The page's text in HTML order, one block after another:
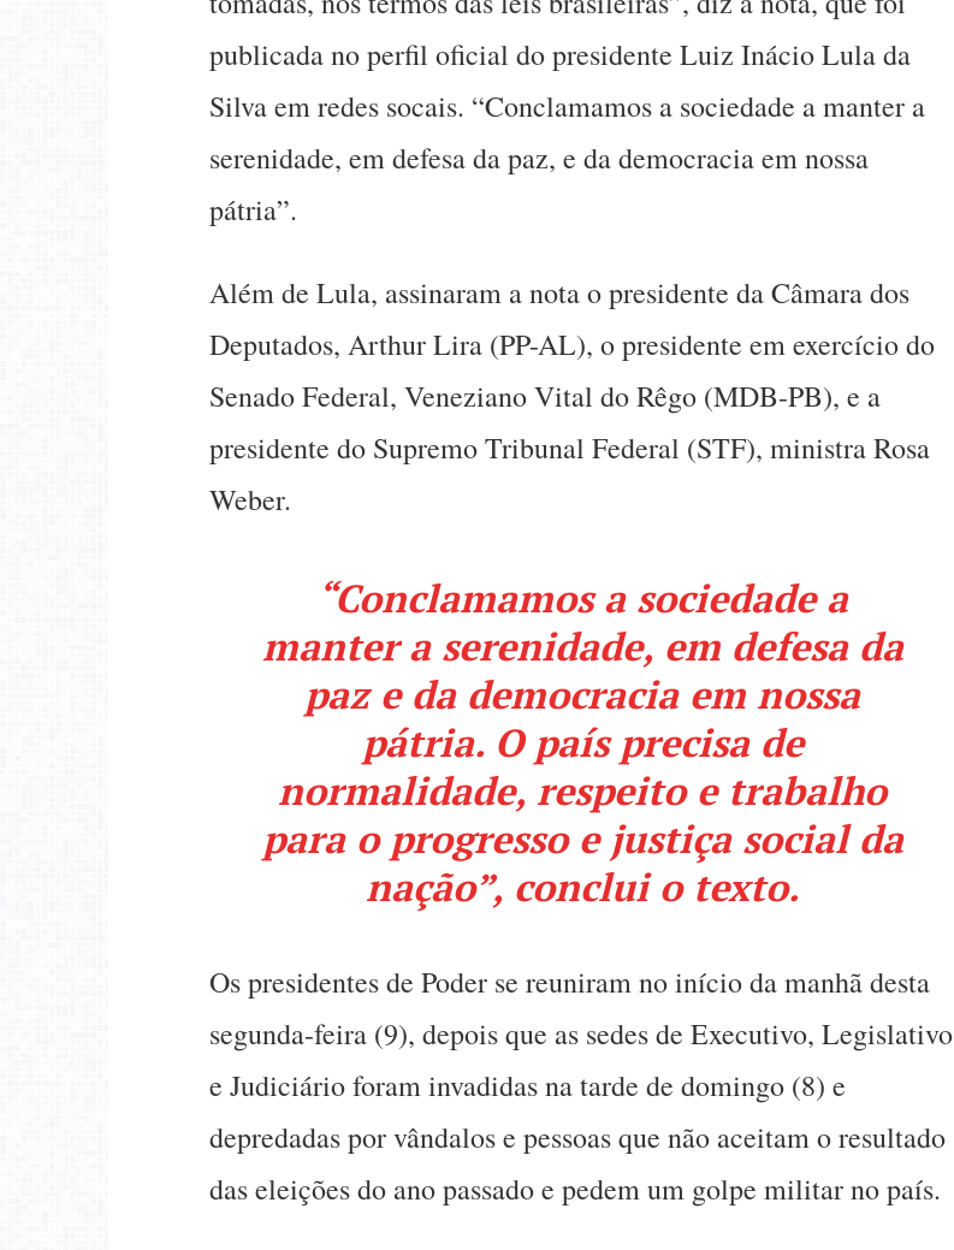
publicada no perfil oficial do presidente Luiz Inácio Lula da
Silva em redes socais. “Conclamamos a sociedade a manter a
serenidade, em defesa da paz, e da democracia em nossa
pátria”.
Além de Lula, assinaram a nota o presidente da Câmara dos
Deputados, Arthur Lira (PP-AL), o presidente em exercício do
Senado Federal, Veneziano Vital do Rêgo (MDB-PB), e a
presidente do Supremo Tribunal Federal (STF), ministra Rosa
Weber.
“Conclamamos a sociedade a
manter a serenidade, em defesa da
paz e da democracia em nossa
pátria. O país precisa de
normalidade, respeito e trabalho
para o progresso e justiça social da
nação”, conclui o texto.
Os presidentes de Poder se reuniram no início da manhã desta
segunda-feira (9), depois que as sedes de Executivo, Legislativo
e Judiciário foram invadidas na tarde de domingo (8) e
depredadas por vândalos e pessoas que não aceitam o resultado
das eleições do ano passado e pedem um golpe militar no país.